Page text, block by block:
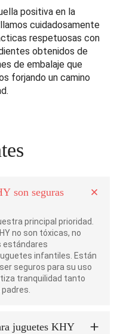
positiva en la
cuidadosamente
respetuosas con
obtenidos de
de embalaje que
forjando un camino
son seguras
principal prioridad.
no son tóxicas, no
estándares
infantiles. Están
seguros para su uso
tranquilidad tanto
juguetes KHY